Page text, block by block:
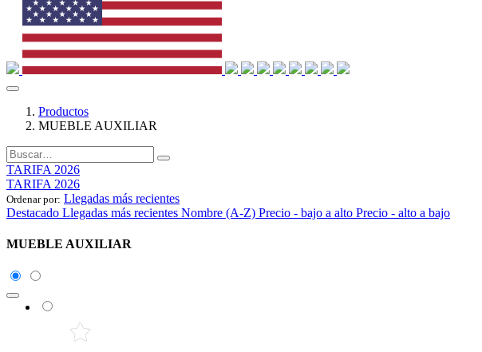
Productos
MUEBLE AUXILIAR
TARIFA 2026
TARIFA 2026
Ordenar por: Llegadas más recientes
Destacado Llegadas más recientes Nombre (A-Z) Precio - bajo a alto Precio - alto a bajo
MUEBLE AUXILIAR